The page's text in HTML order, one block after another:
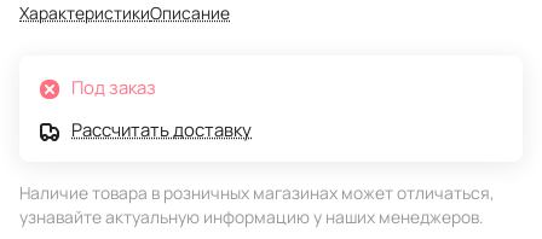
ХарактеристикиОписание
Под заказ
Рассчитать доставку
Наличие товара в розничных магазинах может отличаться,
узнавайте актуальную информацию у наших менеджеров.